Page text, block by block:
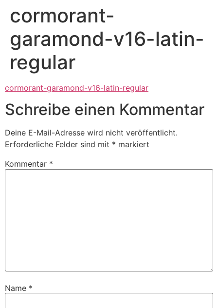
cormorant-
garamond-v16-latin-
regular
cormorant-garamond-v16-latin-regular
Schreibe einen Kommentar
Deine E-Mail-Adresse wird nicht veröffentlicht.
Erforderliche Felder sind mit * markiert
Kommentar *
Name *